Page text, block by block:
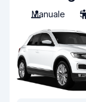
Manuale
5